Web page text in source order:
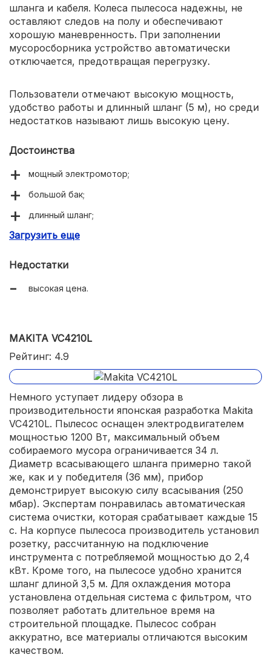
шланга и кабеля. Колеса пылесоса надежны, не
оставляют следов на полу и обеспечивают
хорошую маневренность. При заполнении
мусоросборника устройство автоматически
отключается, предотвращая перегрузку.
Пользователи отмечают высокую мощность,
удобство работы и длинный шланг (5 м), но среди
недостатков называют лишь высокую цену.
Достоинства
мощный электромотор;
большой бак;
длинный шланг;
маневренность.
Загрузить еще
Недостатки
высокая цена.
MAKITA VC4210L
Рейтинг: 4.9
Немного уступает лидеру обзора в
производительности японская разработка Makita
VC4210L. Пылесос оснащен электродвигателем
мощностью 1200 Вт, максимальный объем
собираемого мусора ограничивается 34 л.
Диаметр всасывающего шланга примерно такой
же, как и у победителя (36 мм), прибор
демонстрирует высокую силу всасывания (250
мбар). Экспертам понравилась автоматическая
система очистки, которая срабатывает каждые 15
с. На корпусе пылесоса производитель установил
розетку, рассчитанную на подключение
инструмента с потребляемой мощностью до 2,4
кВт. Кроме того, на пылесосе удобно хранится
шланг длиной 3,5 м. Для охлаждения мотора
установлена отдельная система с фильтром, что
позволяет работать длительное время на
строительной площадке. Пылесос собран
аккуратно, все материалы отличаются высоким
качеством.